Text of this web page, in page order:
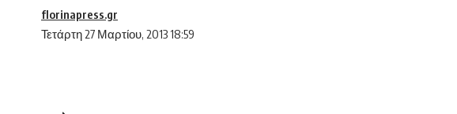
Τετάρτη 27 Μαρτίου, 2013 18:59
florinapress.gr